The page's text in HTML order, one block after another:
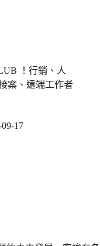
！行銷、人
案、遠端工作者
09-17